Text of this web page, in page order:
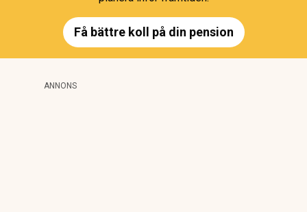
Få bättre koll på din pension
ANNONS